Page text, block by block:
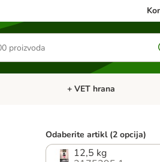
Male životinjePregled kategorija: Ptice
+ VET hrana
Odaberite artikl (2 opcija)
12,5 kg